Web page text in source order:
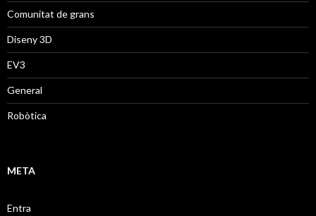
Comunitat de grans
Diseny 3D
EV3
General
Robòtica
META
Entra